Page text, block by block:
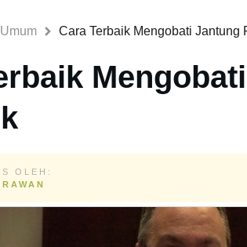
Umum Cara Terbaik Mengobati Jantung
OLEH: